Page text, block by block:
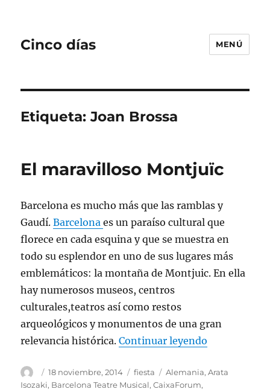
Cinco días MENÚ
Etiqueta:Joan Brossa
El maravilloso Montjuïc
Barcelona es mucho más que las ramblas y
Gaudí.Barcelonaes un paraíso cultural que
florece en cada esquina y que se muestra en
todo su esplendor en uno de sus lugares más
emblemáticos: la montaña de Montjuic. En ella
hay numerosos museos, centros
culturales,teatros así como restos
arqueológicos y monumentos de una gran
relevancia histórica.Continuar leyendo
Autor
Publicado
el
18 noviembre, 2014 Categorías
fiesta Etiquetas
Alemania,Arata
Isozaki, Barcelona Teatre Musical,CaixaForum,